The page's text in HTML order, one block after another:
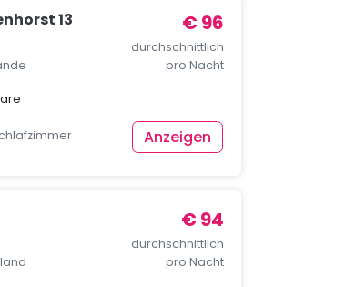
13 € 96
durchschnittlich
pro Nacht
Anzeigen
€ 94
durchschnittlich
pro Nacht